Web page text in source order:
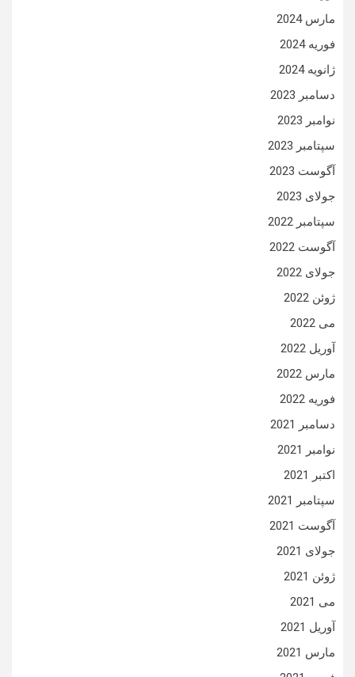
مارس 2024
فوریه 2024
ژانویه 2024
دسامبر 2023
نوامبر 2023
سپتامبر 2023
آگوست 2023
جولای 2023
سپتامبر 2022
آگوست 2022
جولای 2022
ژوئن 2022
می 2022
آوریل 2022
مارس 2022
فوریه 2022
دسامبر 2021
نوامبر 2021
اکتبر 2021
سپتامبر 2021
آگوست 2021
جولای 2021
ژوئن 2021
می 2021
آوریل 2021
مارس 2021